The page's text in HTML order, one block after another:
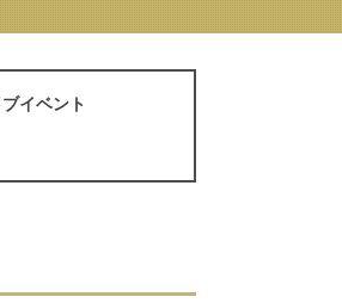
イベント